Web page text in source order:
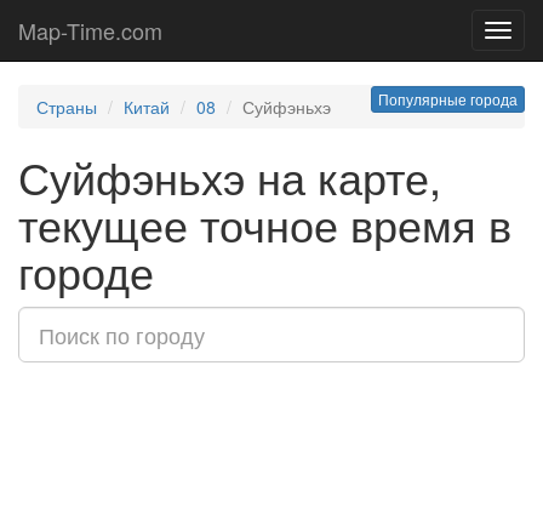
Map-Time.com
Популярные города
Страны Китай 08 Суйфэньхэ
Суйфэньхэ на карте,
текущее точное время в
городе